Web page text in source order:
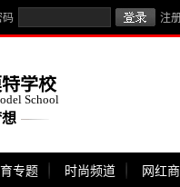
码 注
学校
School
专题 时尚频道 网红